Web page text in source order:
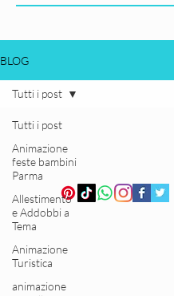
BLOG
Tutti i post
Animazione
feste bambini
Parma
Allestimento
e Addobbi a
Tema
Animazione
Turistica
animazione
Tutti i post